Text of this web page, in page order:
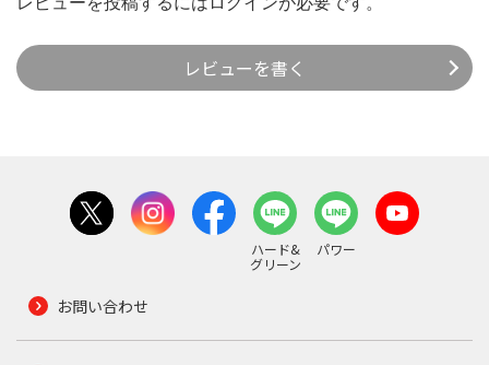
レビューを書く
ハード&
グリーン
パワー
お問い合わせ